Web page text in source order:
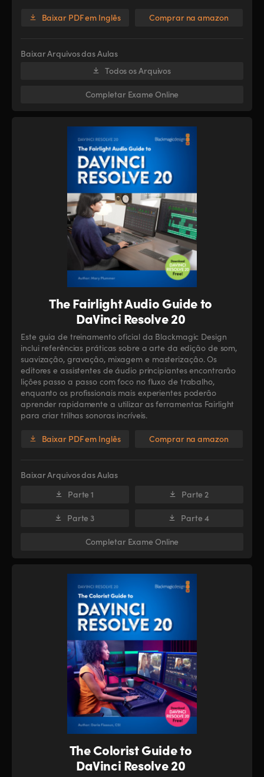
Baixar PDF em Inglês Comprar na amazon
Baixar Arquivos das Aulas
Todos os Arquivos
Completar Exame Online
The Fairlight Audio Guide to
DaVinci Resolve 20
Este guia de treinamento oficial da Blackmagic Design
inclui referências práticas sobre a arte da edição de som,
suavização, gravação, mixagem e masterização. Os
editores e assistentes de áudio principiantes encontrarão
lições passo a passo com foco no fluxo de trabalho,
enquanto os profissionais mais experientes poderão
aprender rapidamente a utilizar as ferramentas Fairlight
para criar trilhas sonoras incríveis.
Baixar PDF em Inglês Comprar na amazon
Baixar Arquivos das Aulas
Parte 1
Parte 2
Parte 3 Parte 4
Completar Exame Online
The Colorist Guide to
DaVinci Resolve 20